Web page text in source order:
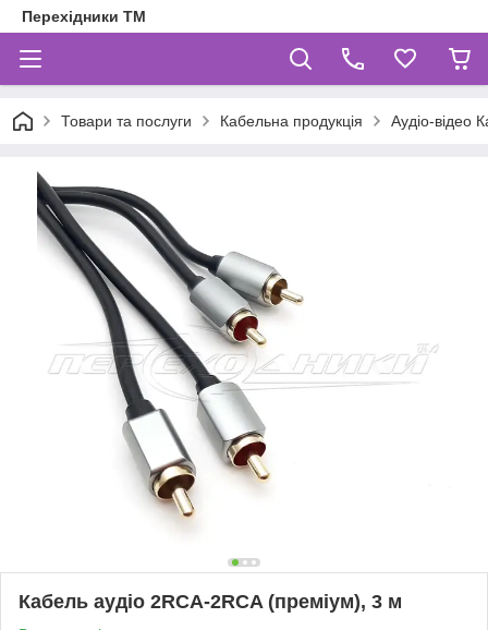
Перехідники ТМ
Товари та послуги Кабельна продукція Аудіо-відео
Кабель аудіо 2RCA-2RCA (преміум), 3 м